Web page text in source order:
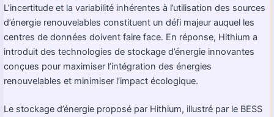
L’incertitude et la variabilité inhérentes à l’utilisation des sources
d’énergie renouvelables constituent un défi majeur auquel les
centres de données doivent faire face. En réponse, Hithium a
introduit des technologies de stockage d’énergie innovantes
conçues pour maximiser l’intégration des énergies
renouvelables et minimiser l’impact écologique.
Le stockage d’énergie proposé par Hithium, illustré par le BESS